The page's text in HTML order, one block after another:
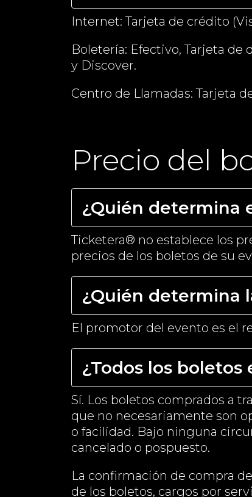
Internet: Tarjeta de crédito
Boletería: Efectivo, Tarjeta de
y Discover.
Centro de Llamadas: Tarjeta
Precio del
¿Quién determina
Ticketera® no establece los
precios de los boletos de su
¿Quién determina
El promotor del evento es el
¿Todos los boletos
Sí. Los boletos comprados a
que no necesariamente son
o facilidad. Bajo ninguna
cancelado o pospuesto.
La confirmación de compra
de los boletos, cargos por